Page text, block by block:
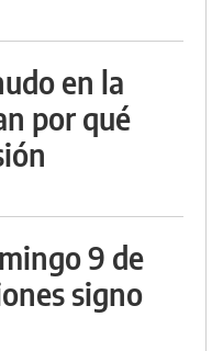
en la
por qué
9 de
signo